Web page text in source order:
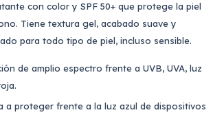
con color y SPF 50+ que protege la piel
Tiene textura gel, acabado suave y
para todo tipo de piel, incluso sensible.
de amplio espectro frente a UVB, UVA, luz
a proteger frente a la luz azul de dispositivos